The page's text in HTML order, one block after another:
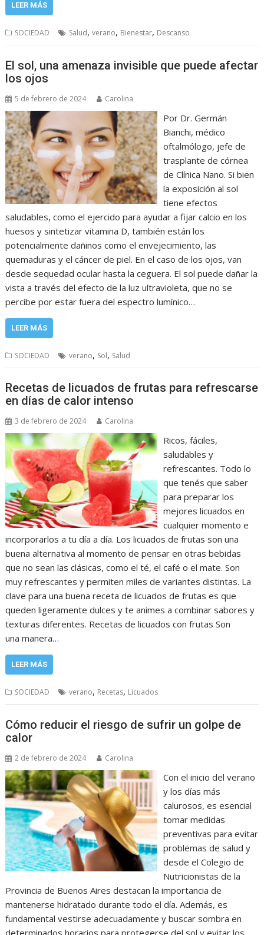
LEER MÁS
SOCIEDAD Salud,verano, Bienestar, Descanso
El sol, una amenaza invisible que puede afectar
los ojos
5 de febrero de 2024 Carolina
Por Dr. Germán
Bianchi, médico
oftalmólogo, jefe de
trasplante de córnea
de Clínica Nano. Si bien
la exposición al sol
tiene efectos
saludables, como el ejercido para ayudar a fijar calcio en los
huesos y sintetizar vitamina D, también están los
potencialmente dañinos como el envejecimiento, las
quemaduras y el cáncer de piel. En el caso de los ojos, van
desde sequedad ocular hasta la ceguera. El sol puede dañar la
vista a través del efecto de la luz ultravioleta, que no se
percibe por estar fuera del espectro lumínico…
LEER MÁS
SOCIEDAD verano, Sol, Salud
Recetas de licuados de frutas para refrescarse
en días de calor intenso
3 de febrero de 2024 Carolina
Ricos, fáciles,
saludables y
refrescantes. Todo lo
que tenés que saber
para preparar los
mejores licuados en
cualquier momento e
incorporarlos a tu día a día. Los licuados de frutas son una
buena alternativa al momento de pensar en otras bebidas
que no sean las clásicas, como el té, el café o el mate. Son
muy refrescantes y permiten miles de variantes distintas. La
clave para una buena receta de licuados de frutas es que
queden ligeramente dulces y te animes a combinar sabores y
texturas diferentes. Recetas de licuados con frutas Son
una manera…
LEER MÁS
SOCIEDAD verano, Recetas, Licuados
Cómo reducir el riesgo de sufrir un golpe de
calor
2 de febrero de 2024 Carolina
Con el inicio del verano
y los días más
calurosos, es esencial
tomar medidas
preventivas para evitar
problemas de salud y
desde el Colegio de
Nutricionistas de la
Provincia de Buenos Aires destacan la importancia de
mantenerse hidratado durante todo el día. Además, es
fundamental vestirse adecuadamente y buscar sombra en
determinados horarios para protegerse del sol y evitar los